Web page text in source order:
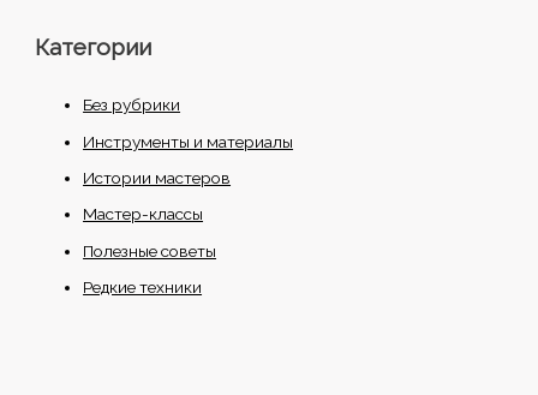
Категории
Без рубрики
Инструменты и материалы
Истории мастеров
Мастер-классы
Полезные советы
Редкие техники